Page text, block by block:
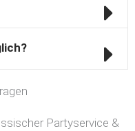
Partyservice &